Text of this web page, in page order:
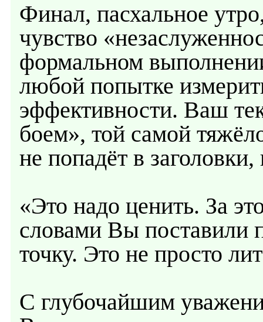
Финал, пасхальное
чувство
формальном
любой попытке
эффективности. Ваш
боем», той самой
не попадёт в
«Это надо ценить. За
словами Вы
точку. Это не просто
С глубочайшим